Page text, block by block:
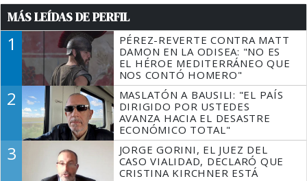
MÁS LEÍDAS DE PERFIL
1
PÉREZ-REVERTE CONTRA MATT
DAMON EN LA ODISEA: "NO ES
EL HÉROE MEDITERRÁNEO QUE
NOS CONTÓ HOMERO"
2
MASLATÓN A BAUSILI: "EL PAÍS
DIRIGIDO POR USTEDES
AVANZA HACIA EL DESASTRE
ECONÓMICO TOTAL"
3
JORGE GORINI, EL JUEZ DEL
CASO VIALIDAD, DECLARÓ QUE
CRISTINA KIRCHNER ESTÁ